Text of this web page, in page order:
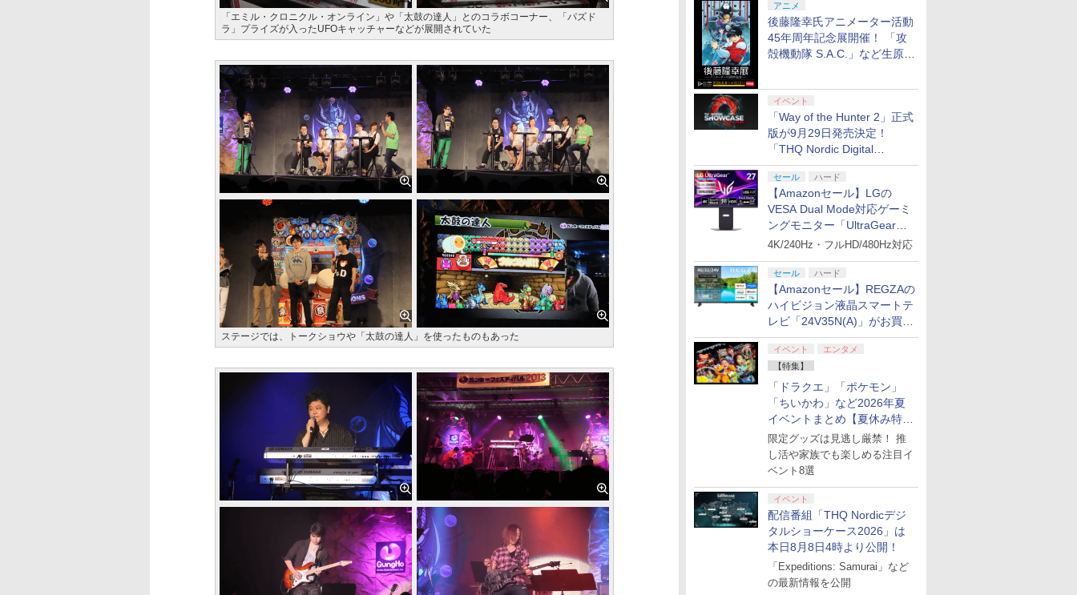
アニメ
後藤隆幸氏アニメーター活動
45年周年記念展開催！ 「攻
殻機動隊 S.A.C.」など生原
イベント
「Way of the Hunter 2」正式
版が9月29日発売決定！
「THQ Nordic Digital
Showcase 2026」まとめ
セール ハード
【Amazonセール】LGの
VESA Dual Mode対応ゲーミ
ングモニター「UltraGear
27G850A-B」がお買い得！
4K/240Hz・フルHD/480Hz対応
セール ハード
【Amazonセール】REGZAの
ハイビジョン液晶スマートテ
レビ「24V35N(A)」がお買い
得！
イベント
エンタメ
【特集】
「ドラクエ」「ポケモン」
「ちいかわ」など2026年夏
イベントまとめ【夏休み特
集】
限定グッズは見逃し厳禁！ 推
し活や家族でも楽しめる注目イ
ベント8選
イベント
配信番組「THQ Nordicデジ
タルショーケース2026」は
本日8月8日4時より公開！
「Expeditions: Samurai」など
の最新情報を公開
「エミル・クロニクル・オンライン」や「太鼓の達人」とのコラボコーナー、「パズド
ラ」プライズが入ったUFOキャッチャーなどが展開されていた
ステージでは、トークショウや「太鼓の達人」を使ったものもあった